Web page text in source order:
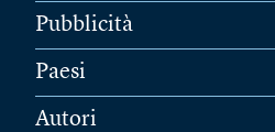
Pubblicità
Paesi
Autori